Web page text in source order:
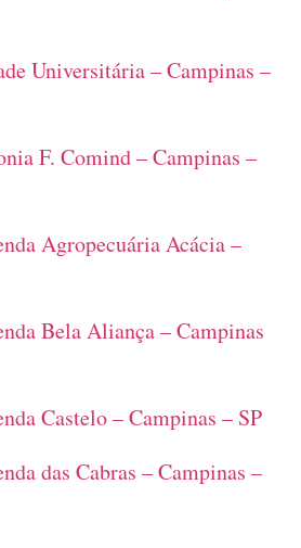
Universitária – Campinas –
F. Comind – Campinas –
Agropecuária Acácia –
Bela Aliança – Campinas
Castelo – Campinas – SP
das Cabras – Campinas –